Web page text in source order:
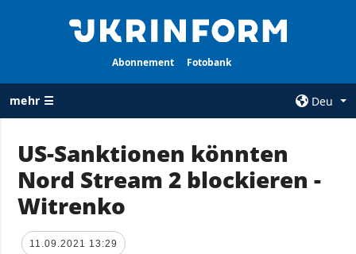
Abonnement Fotobank
mehr ☰
Deu
ALLE
RUBRIKEN
Krieg
Wiederaufbau
AGENTUR
US-Sanktionen könnten
Nord Stream 2 blockieren -
Witrenko
11.09.2021 13:29